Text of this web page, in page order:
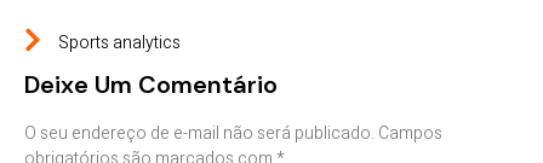
Sports analytics
Deixe Um Comentário
O seu endereço de e-mail não será publicado. Campos